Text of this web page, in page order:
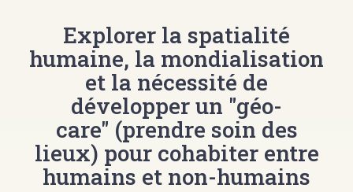
Explorer la spatialité
humaine, la mondialisation
et la nécessité de
développer un "géo-
care" (prendre soin des
lieux) pour cohabiter entre
humains et non-humains